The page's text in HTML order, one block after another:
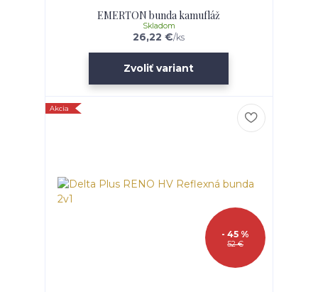
EMERTON bunda kamufláž
26,22 €/ks
Skladom
Zvoliť variant
Akcia
52 €
- 45 %